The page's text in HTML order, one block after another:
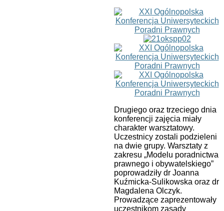
Drugiego oraz trzeciego dnia
konferencji zajęcia miały
charakter warsztatowy.
Uczestnicy zostali podzieleni
na dwie grupy. Warsztaty z
zakresu „Modelu poradnictwa
prawnego i obywatelskiego”
poprowadziły dr Joanna
Kuźmicka-Sulikowska oraz dr
Magdalena Olczyk.
Prowadzące zaprezentowały
uczestnikom zasady